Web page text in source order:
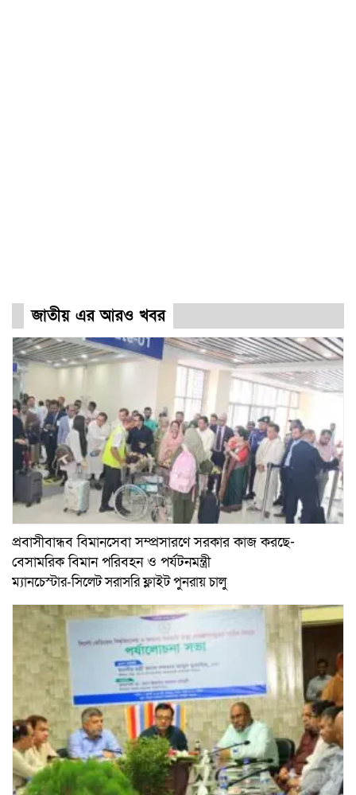
জাতীয় এর আরও খবর
প্রবাসীবান্ধব বিমানসেবা সম্প্রসারণে সরকার কাজ করছে-
বেসামরিক বিমান পরিবহন ও পর্যটনমন্ত্রী
ম্যানচেস্টার-সিলেট সরাসরি ফ্লাইট পুনরায় চালু